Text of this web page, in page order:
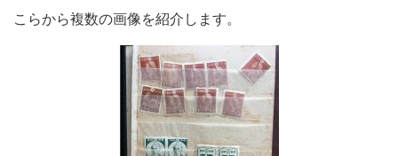
こらから複数の画像を紹介します。